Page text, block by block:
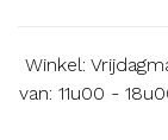
Winkel:
van: 11u00 -